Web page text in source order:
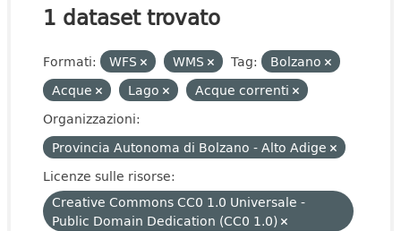
1 dataset trovato
Formati: WFS WMS Tag:
Bolzano
Acque
Lago
Acque correnti
Organizzazioni:
Provincia Autonoma di Bolzano - Alto Adige
Licenze sulle risorse:
Creative Commons CC0 1.0 Universale -
Public Domain Dedication (CC0 1.0)